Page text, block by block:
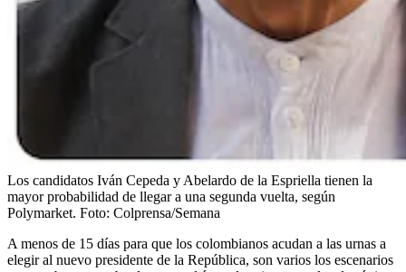
Los candidatos Iván Cepeda y Abelardo de la Espriella tienen la
mayor probabilidad de llegar a una segunda vuelta, según
Polymarket. Foto: Colprensa/Semana
A menos de 15 días para que los colombianos acudan a las urnas a
elegir al nuevo presidente de la República, son varios los escenarios